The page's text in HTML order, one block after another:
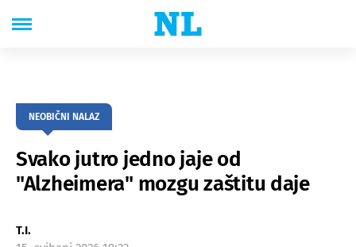
NEOBIČNI NALAZ
Svako jutro jedno jaje od
"Alzheimera" mozgu zaštitu daje
T.I.